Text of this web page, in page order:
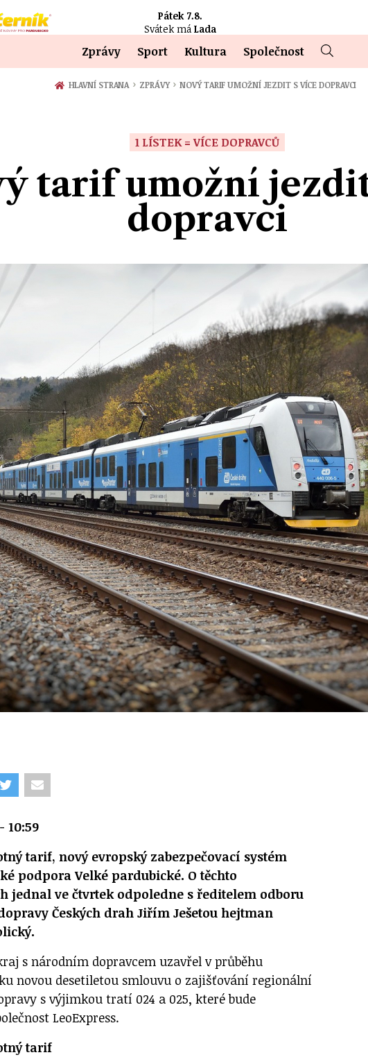
Pátek 7.8.
Svátek má Lada
Zprávy Sport Kultura Společnost
HLAVNÍ STRANA › ZPRÁVY › NOVÝ TARIF UMOŽNÍ JEZDIT S VÍCE DOPRAVCI
1 LÍSTEK = VÍCE DOPRAVCŮ
tarif umožní
dopravci
10:59
tarif, nový evropský zabezpečovací systém
podpora Velké pardubické. O těchto
jednal ve čtvrtek odpoledne s ředitelem odboru
Českých drah Jiřím Ješetou hejtman
s národním dopravcem uzavřel v průběhu
novou desetiletou smlouvu o zajišťování regionální
s výjimkou tratí 024 a 025, které bude
LeoExpress.
tarif